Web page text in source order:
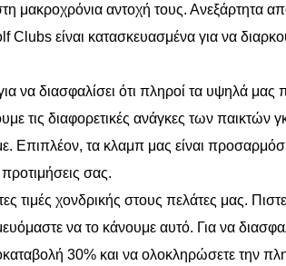
στη μακροχρόνια αντοχή τους. Ανεξάρτητα
Clubs είναι κατασκευασμένα για να
να διασφαλίσει ότι πληροί τα υψηλά μας
τις διαφορετικές ανάγκες των παικτών
Επιπλέον, τα κλαμπ μας είναι
σας.
χονδρικής στους πελάτες μας.
να το κάνουμε αυτό. Για να
30% και να ολοκληρώσετε την